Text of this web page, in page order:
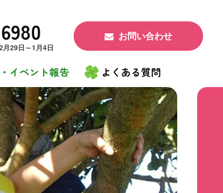
29日～1月4日
お問い合わせ
イベント報告 よくある質問